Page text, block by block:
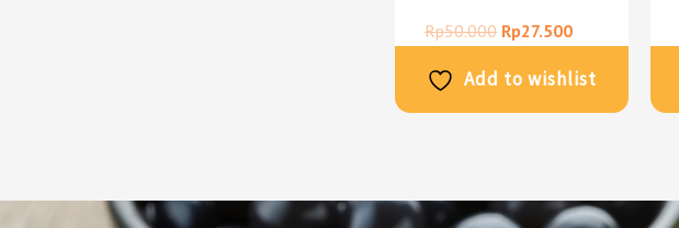
Rp50.000 Rp27.500
Add to wishlist